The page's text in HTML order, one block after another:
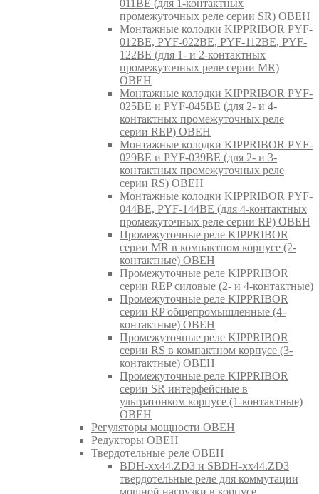
011BE (для 1-контактных
промежуточных реле серии SR) ОВЕН
Монтажные колодки KIPPRIBOR PYF-
012BE, PYF-022BE, PYF-112BE, PYF-
122BE (для 1- и 2-контактных
промежуточных реле серии MR)
ОВЕН
Монтажные колодки KIPPRIBOR PYF-
025BE и PYF-045BE (для 2- и 4-
контактных промежуточных реле
серии REP) ОВЕН
Монтажные колодки KIPPRIBOR PYF-
029BE и PYF-039BE (для 2- и 3-
контактных промежуточных реле
серии RS) ОВЕН
Монтажные колодки KIPPRIBOR PYF-
044BE, PYF-144BE (для 4-контактных
промежуточных реле серии RP) ОВЕН
Промежуточные реле KIPPRIBOR
серии MR в компактном корпусе (2-
контактные) ОВЕН
Промежуточные реле KIPPRIBOR
серии REP силовые (2- и 4-контактные)
Промежуточные реле KIPPRIBOR
серии RP общепромышленные (4-
контактные) ОВЕН
Промежуточные реле KIPPRIBOR
серии RS в компактном корпусе (3-
контактные) ОВЕН
Промежуточные реле KIPPRIBOR
серии SR интерфейсные в
ультратонком корпусе (1-контактные)
ОВЕН
Регуляторы мощности ОВЕН
Редукторы ОВЕН
Твердотельные реле ОВЕН
BDH-xx44.ZD3 и SBDH-xx44.ZD3
твердотельные реле для коммутации
мощной нагрузки в корпусе